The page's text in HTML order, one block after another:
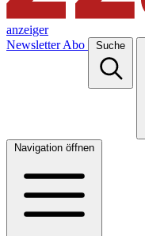
anzeiger
Newsletter Abo Suche
Navigation öffnen